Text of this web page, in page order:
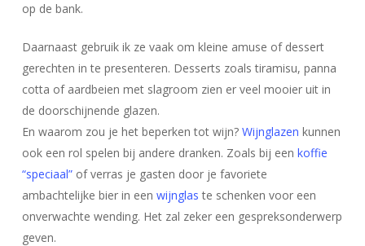
op de bank.
Daarnaast gebruik ik ze vaak om kleine amuse of dessert
gerechten in te presenteren. Desserts zoals tiramisu, panna
cotta of aardbeien met slagroom zien er veel mooier uit in
de doorschijnende glazen.
En waarom zou je het beperken tot wijn? Wijnglazen kunnen
ook een rol spelen bij andere dranken. Zoals bij een koffie
“speciaal”of verras je gasten door je favoriete
ambachtelijke bier in een wijnglas te schenken voor een
onverwachte wending. Het zal zeker een gespreksonderwerp
geven.